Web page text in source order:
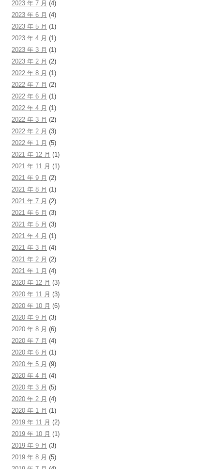
2023 年 7 月 (4)
2023 年 6 月 (4)
2023 年 5 月 (1)
2023 年 4 月 (1)
2023 年 3 月 (1)
2023 年 2 月 (2)
2022 年 8 月 (1)
2022 年 7 月 (2)
2022 年 6 月 (1)
2022 年 4 月 (1)
2022 年 3 月 (2)
2022 年 2 月 (3)
2022 年 1 月 (5)
2021 年 12 月 (1)
2021 年 11 月 (1)
2021 年 9 月 (2)
2021 年 8 月 (1)
2021 年 7 月 (2)
2021 年 6 月 (3)
2021 年 5 月 (3)
2021 年 4 月 (1)
2021 年 3 月 (4)
2021 年 2 月 (2)
2021 年 1 月 (4)
2020 年 12 月 (3)
2020 年 11 月 (3)
2020 年 10 月 (6)
2020 年 9 月 (3)
2020 年 8 月 (6)
2020 年 7 月 (4)
2020 年 6 月 (1)
2020 年 5 月 (9)
2020 年 4 月 (4)
2020 年 3 月 (5)
2020 年 2 月 (4)
2020 年 1 月 (1)
2019 年 11 月 (2)
2019 年 10 月 (1)
2019 年 9 月 (3)
2019 年 8 月 (5)